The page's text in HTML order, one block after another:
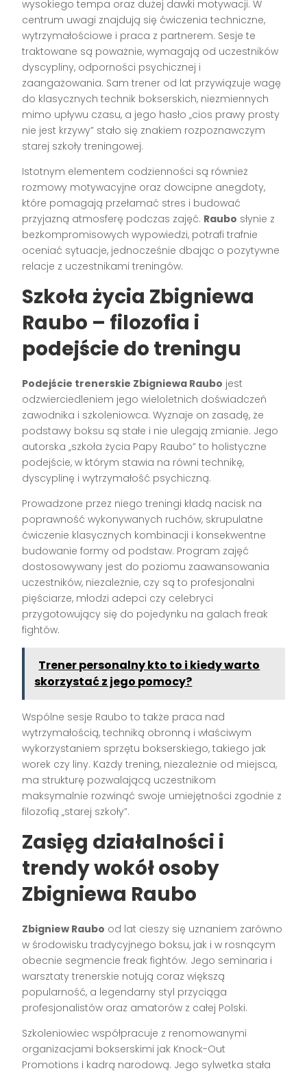
wysokiego tempa oraz dużej dawki motywacji. W
centrum uwagi znajdują się ćwiczenia techniczne,
wytrzymałościowe i praca z partnerem. Sesje te
traktowane są poważnie, wymagają od uczestników
dyscypliny, odporności psychicznej i
zaangażowania. Sam trener od lat przywiązuje wagę
do klasycznych technik bokserskich, niezmiennych
mimo upływu czasu, a jego hasło „cios prawy prosty
nie jest krzywy” stało się znakiem rozpoznawczym
starej szkoły treningowej.
Istotnym elementem codzienności są również
rozmowy motywacyjne oraz dowcipne anegdoty,
które pomagają przełamać stres i budować
przyjazną atmosferę podczas zajęć. Raubo słynie z
bezkompromisowych wypowiedzi, potrafi trafnie
oceniać sytuacje, jednocześnie dbając o pozytywne
relacje z uczestnikami treningów.
Szkoła życia Zbigniewa
Raubo – filozofia i
podejście do treningu
Podejście trenerskie Zbigniewa Raubo jest
odzwierciedleniem jego wieloletnich doświadczeń
zawodnika i szkoleniowca. Wyznaje on zasadę, że
podstawy boksu są stałe i nie ulegają zmianie. Jego
autorska „szkoła życia Papy Raubo” to holistyczne
podejście, w którym stawia na równi technikę,
dyscyplinę i wytrzymałość psychiczną.
Prowadzone przez niego treningi kładą nacisk na
poprawność wykonywanych ruchów, skrupulatne
ćwiczenie klasycznych kombinacji i konsekwentne
budowanie formy od podstaw. Program zajęć
dostosowywany jest do poziomu zaawansowania
uczestników, niezależnie, czy są to profesjonalni
pięściarze, młodzi adepci czy celebryci
przygotowujący się do pojedynku na galach freak
fightów.
Trener personalny kto to i kiedy warto
skorzystać z jego pomocy?
Wspólne sesje Raubo to także praca nad
wytrzymałością, techniką obronną i właściwym
wykorzystaniem sprzętu bokserskiego, takiego jak
worek czy liny. Każdy trening, niezależnie od miejsca,
ma strukturę pozwalającą uczestnikom
maksymalnie rozwinąć swoje umiejętności zgodnie z
filozofią „starej szkoły”.
Zasięg działalności i
trendy wokół osoby
Zbigniewa Raubo
Zbigniew Raubo od lat cieszy się uznaniem zarówno
w środowisku tradycyjnego boksu, jak i w rosnącym
obecnie segmencie freak fightów. Jego seminaria i
warsztaty trenerskie notują coraz większą
popularność, a legendarny styl przyciąga
profesjonalistów oraz amatorów z całej Polski.
Szkoleniowiec współpracuje z renomowanymi
organizacjami bokserskimi jak Knock-Out
Promotions i kadrą narodową. Jego sylwetka stała